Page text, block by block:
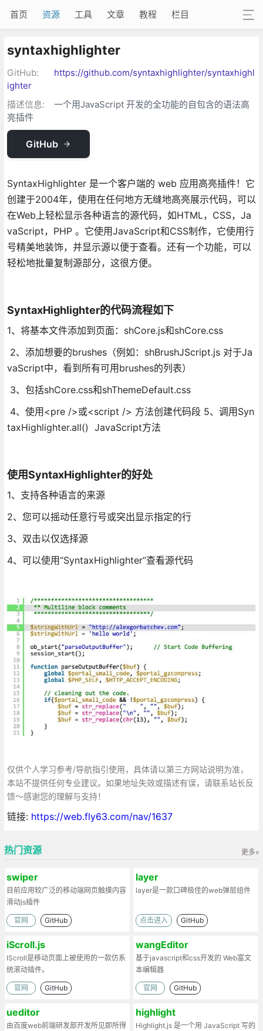
首页 资源 工具 文章 教程 栏目
syntaxhighlighter
GitHub:
https://github.com/syntaxhighlighter/syntaxhighl
ighter
描述信息:
一个用JavaScript 开发的全功能的自包含的语法高
亮插件
GitHub
SyntaxHighlighter 是一个客户端的 web 应用高亮插件！它
创建于2004年，使用在任何地方无缝地高亮展示代码，可以
在Web上轻松显示各种语言的源代码，如HTML，CSS，Ja
vaScript，PHP 。它使用JavaScript和CSS制作，它使用行
号精美地装饰，并显示源以便于查看。还有一个功能，可以
轻松地批量复制源部分，这很方便。
SyntaxHighlighter的代码流程如下
1、将基本文件添加到页面：shCore.js和shCore.css
2、添加想要的brushes（例如：shBrushJScript.js 对于Ja
vaScript中，看到所有可用brushes的列表）
3、包括shCore.css和shThemeDefault.css
4、使用<pre />或<script /> 方法创建代码段 5、调用Syn
taxHighlighter.all() JavaScript方法
使用SyntaxHighlighter的好处
1、支持各种语言的来源
2、您可以摇动任意行号或突出显示指定的行
3、双击以仅选择源
4、可以使用“SyntaxHighlighter”查看源代码
仅供个人学习参考/导航指引使用，具体请以第三方网站说明为准，
本站不提供任何专业建议。如果地址失效或描述有误，请联系站长反
馈～感谢您的理解与支持！
链接: https://web.fly63.com/nav/1637
更多»
热门资源
swiper
目前应用较广泛的移动端网页触摸内容
滑动js插件
官网 GitHub
layer
layer是一款口碑极佳的web弹层组件
点击进入 GitHub
iScroll.js
IScroll是移动页面上被使用的一款仿系
统滚动插件。
官网 GitHub
wangEditor
基于javascript和css开发的 Web富文
本编辑器
官网 GitHub
ueditor
由百度web前端研发部开发所见即所得
highlight
Highlight.js 是一个用 JavaScript 写的